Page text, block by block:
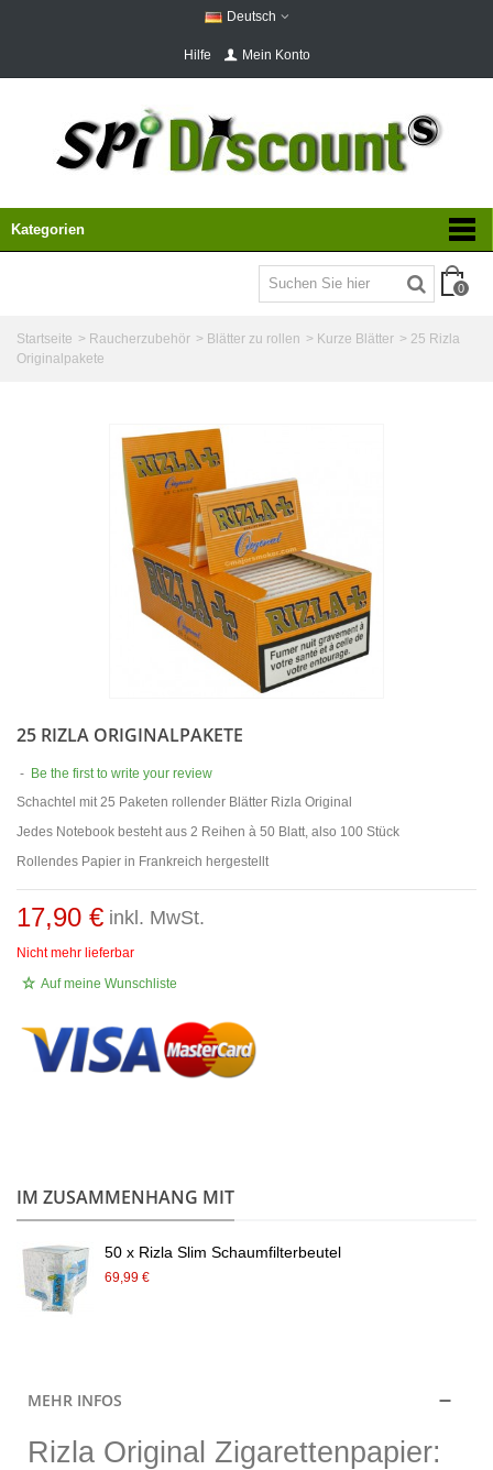
Deutsch
Hilfe Mein Konto
Kategorien
0
Startseite > Raucherzubehör > Blätter zu rollen > Kurze Blätter > 25 Rizla
Originalpakete
25 RIZLA ORIGINALPAKETE
- Be the first to write your review
Schachtel mit 25 Paketen rollender Blätter Rizla Original
Jedes Notebook besteht aus 2 Reihen à 50 Blatt, also 100 Stück
Rollendes Papier in Frankreich hergestellt
17,90 € inkl. MwSt.
Nicht mehr lieferbar
Auf meine Wunschliste
IM ZUSAMMENHANG MIT
50 x Rizla Slim Schaumfilterbeutel
69,99 €
MEHR INFOS
Rizla Original Zigarettenpapier: